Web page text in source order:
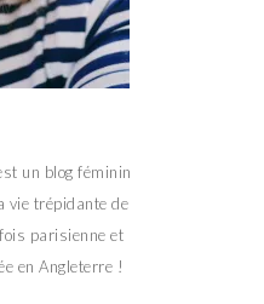
un blog féminin
vie trépidante de
parisienne et
en Angleterre !